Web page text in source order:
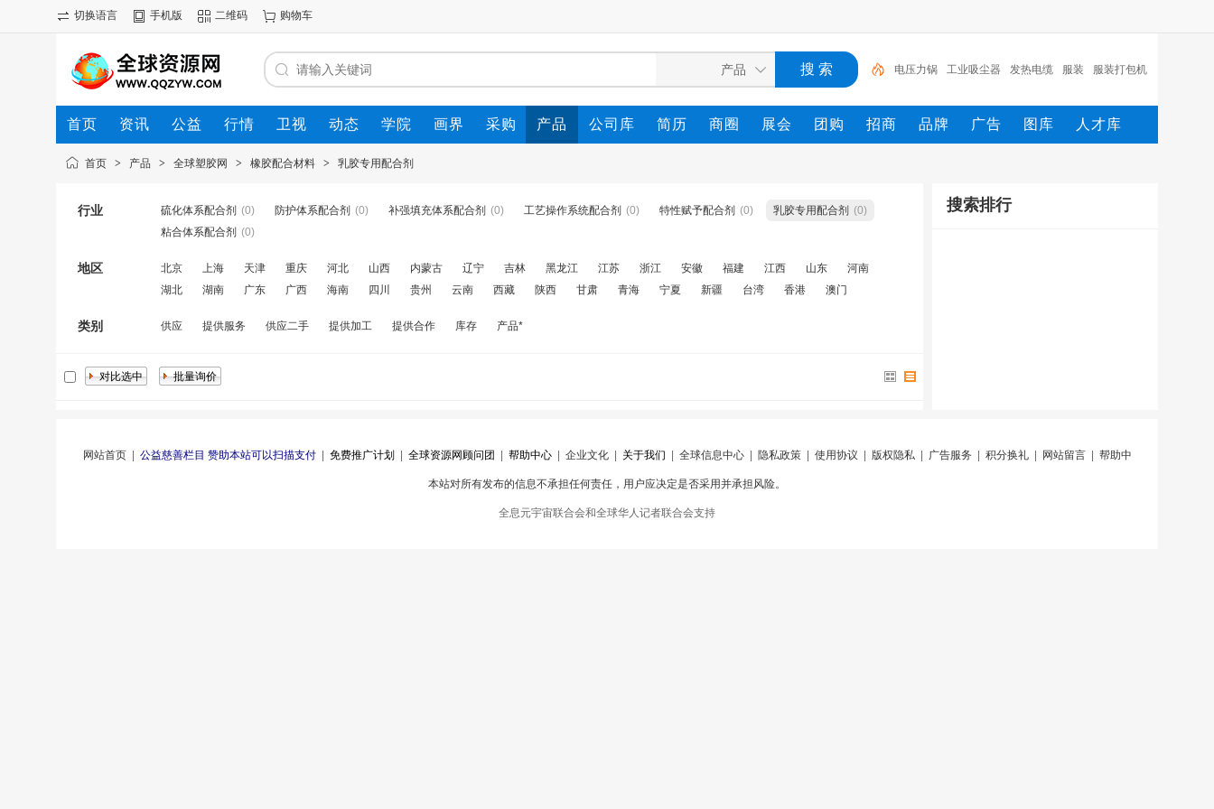
切换语言 手机版 二维码 购物车
电压力锅 工业吸尘器 发热电缆 服装 服装打包机
服务/ 工具 家用电器 电焊机 服务
首页 资讯 公益 行情 卫视 动态 学院 画界 采购 产品 公司库 简历 商圈 展会 团购 招商 品牌 广告 图库 人才库
首页 > 产品 > 全球塑胶网 > 橡胶配合材料 > 乳胶专用配合剂
行业 硫化体系配合剂 (0) 防护体系配合剂 (0) 补强填充体系配合剂 (0) 工艺操作系统配合剂 (0) 特性赋予配合剂 (0) 乳胶专用配合剂
(0)
粘合体系配合剂 (0)
地区 北京 上海 天津 重庆 河北 山西 内蒙古 辽宁 吉林 黑龙江 江苏 浙江 安徽 福建 江西 山东
河南
湖北
湖南 广东 广西 海南 四川 贵州 云南 西藏 陕西 甘肃 青海 宁夏 新疆 台湾 香港 澳门
类别 供应 提供服务 供应二手 提供加工 提供合作 库存 产品*
搜索排行
网站首页| 公益慈善栏目 赞助本站可以扫描支付| 免费推广计划 全球资源网顾问团 帮助中心| 企业文化| 关于我们 全球信息中心| 隐私政策| 使用协议 版权隐私| 广告服务 积分换礼| 网站留言| 帮助中
心|违规举报
本站对所有发布的信息不承担任何责任，用户应决定是否采用并承担风险。
全息元宇宙联合会和全球华人记者联合会支持